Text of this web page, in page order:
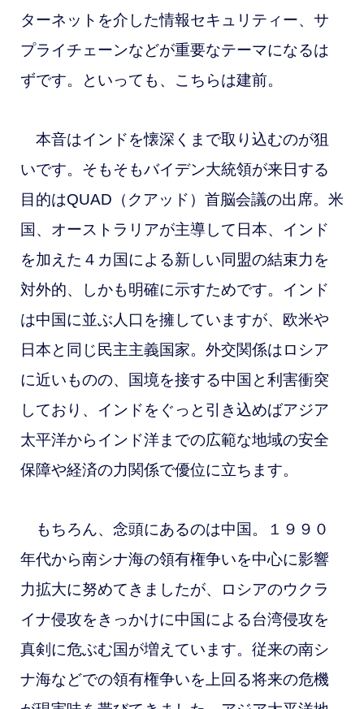
ターネットを介した情報セキュリティー、サ
プライチェーンなどが重要なテーマになるは
ずです。といっても、こちらは建前。
本音はインドを懐深くまで取り込むのが狙
いです。そもそもバイデン大統領が来日する
目的はQUAD（クアッド）首脳会議の出席。米
国、オーストラリアが主導して日本、インド
を加えた４カ国による新しい同盟の結束力を
対外的、しかも明確に示すためです。インド
は中国に並ぶ人口を擁していますが、欧米や
日本と同じ民主主義国家。外交関係はロシア
に近いものの、国境を接する中国と利害衝突
しており、インドをぐっと引き込めばアジア
太平洋からインド洋までの広範な地域の安全
保障や経済の力関係で優位に立ちます。
もちろん、念頭にあるのは中国。１９９０
年代から南シナ海の領有権争いを中心に影響
力拡大に努めてきましたが、ロシアのウクラ
イナ侵攻をきっかけに中国による台湾侵攻を
真剣に危ぶむ国が増えています。従来の南シ
ナ海などでの領有権争いを上回る将来の危機